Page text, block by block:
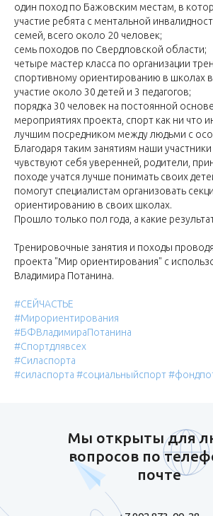
один поход по Бажовским местам, в
участие ребята с ментальной
семей, всего около 20 человек;
семь походов по Свердловской области;
четыре мастер класса по организации
спортивному ориентированию в школах
участие около 30 детей и 3 педагогов;
порядка 30 человек на постоянной
мероприятиях проекта, спорт как ни что
лучшим посредником между людьми с
Благодаря таким занятиям наши
чувствуют себя уверенней, родители,
походе учатся лучше понимать своих
помогут специалистам организовать
ориентированию в своих школах.
Прошло только пол года, а какие
Тренировочные занятия и походы
проекта "Мир ориентирования" с
Владимира Потанина.
#СЕЙЧАСТЬЕ
#Мирориентирования
#БФВладимираПотанина
#Спортдлявсех
#Силаспорта
#силаспорта #социальныйспорт
Мы открыты для
вопросов по
почте